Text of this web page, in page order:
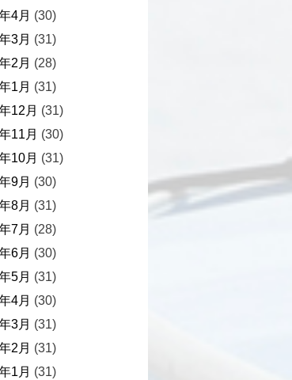
4月 (30)
3月 (31)
2月 (28)
1月 (31)
12月 (31)
11月 (30)
10月 (31)
9月 (30)
8月 (31)
7月 (28)
6月 (30)
5月 (31)
4月 (30)
3月 (31)
2月 (31)
1月 (31)